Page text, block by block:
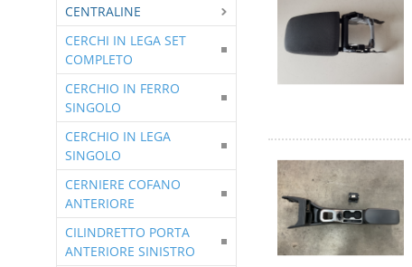
CENTRALINE
CERCHI IN LEGA SET
COMPLETO
CERCHIO IN FERRO
SINGOLO
CERCHIO IN LEGA
SINGOLO
CERNIERE COFANO
ANTERIORE
CILINDRETTO PORTA
ANTERIORE SINISTRO